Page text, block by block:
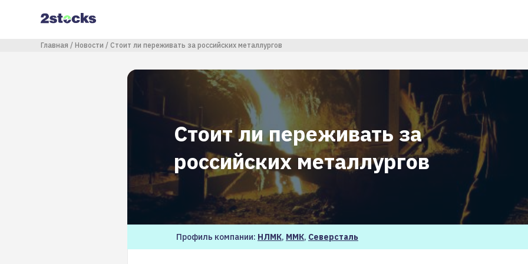
содержанию
Строка навигации
Главная Новости Стоит ли переживать за российских металлургов
Стоит ли переживать за
российских металлургов
Профиль компании: НЛМК, ММК, Северсталь